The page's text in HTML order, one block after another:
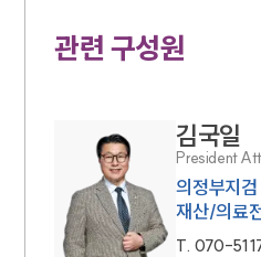
관련 구성원
김국일
President
의정부지
재산/의료
T. 070-